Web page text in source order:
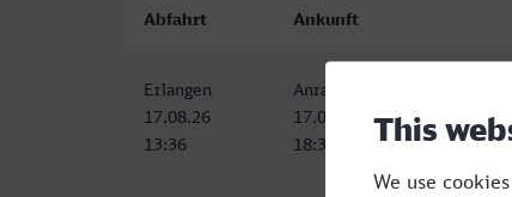
Abfahrt Ankunft
Erlangen
17.08.26
13:36
Anrath
17.08.26
18:38